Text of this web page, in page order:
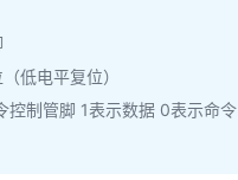
低电平复位）
控制管脚 1表示数据 0表示命令